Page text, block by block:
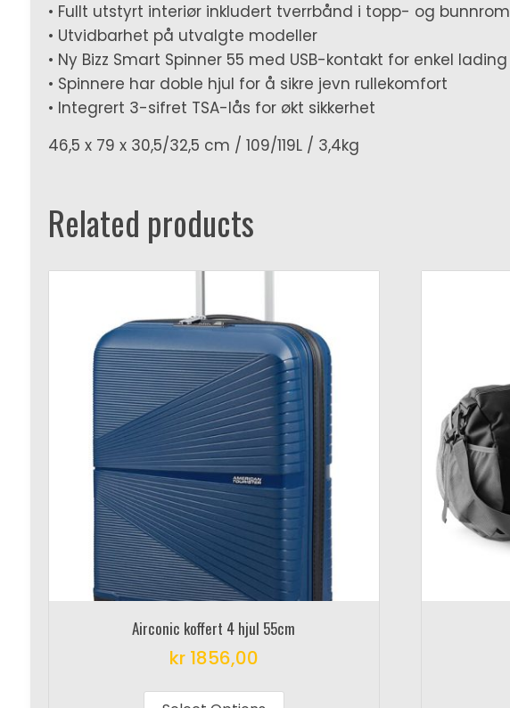
• Fullt utstyrt interiør inkludert tverrbånd i topp- og bunnrom
• Utvidbarhet på utvalgte modeller
• Ny Bizz Smart Spinner 55 med USB-kontakt for enkel lading
• Spinnere har doble hjul for å sikre jevn rullekomfort
• Integrert 3-sifret TSA-lås for økt sikkerhet
46,5 x 79 x 30,5/32,5 cm / 109/119L / 3,4kg
Related products
Airconic koffert 4 hjul 55cm
kr1856,00